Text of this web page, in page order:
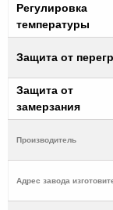
Регулировка
температуры
Защита от
Защита от
замерзания
Производитель
Адрес завода